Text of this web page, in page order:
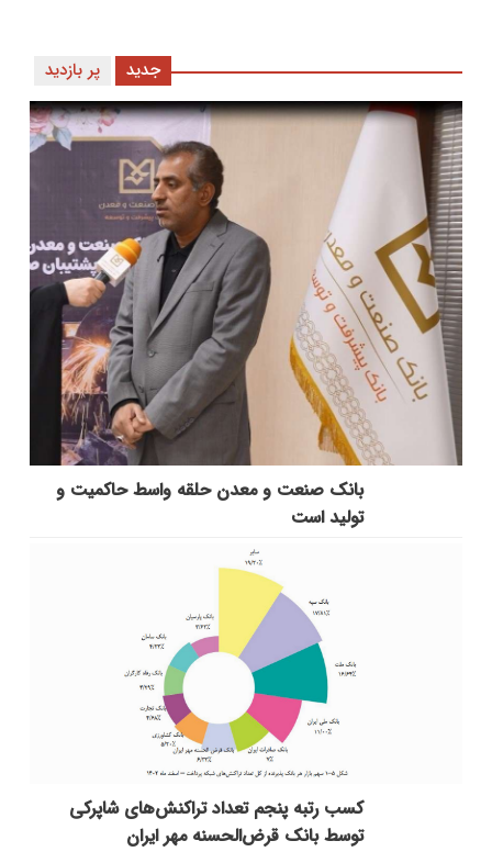
پر بازدید جدید
بانك صنعت و معدن حلقه واسط حاكمیت و
تولید است
کسب رتبه پنجم تعداد تراکنش‌های شاپرکی
توسط بانک قرض‌الحسنه مهر ایران